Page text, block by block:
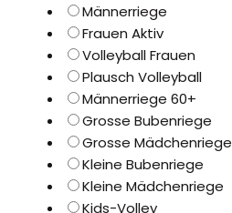
Männerriege
Frauen Aktiv
Volleyball Frauen
Plausch Volleyball
Männerriege 60+
Grosse Bubenriege
Grosse Mädchenriege
Kleine Bubenriege
Kleine Mädchenriege
Kids-Volley